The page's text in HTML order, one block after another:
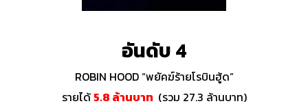
อันดับ 4
ROBIN HOOD “พยัคฆ์ร้ายโรบินฮู้ด”
รายได้ 5.8 ล้านบาท (รวม 27.3 ล้านบาท)